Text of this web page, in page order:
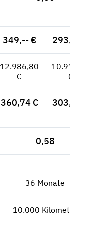
349,-- € 293,28 €
12.986,80
€
10.913,28
€
360,74 € 303,15 €
0,58
36 Monate
10.000 Kilometer